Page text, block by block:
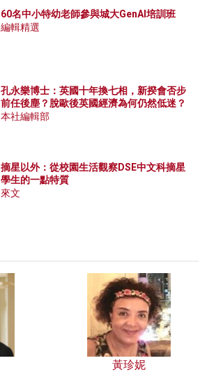
60名中小特幼老師參與城大GenAI培訓班
編輯精選
孔永樂博士：英國十年換七相，新揆會否步
前任後塵？脫歐後英國經濟為何仍然低迷？
本社編輯部
摘星以外：從校園生活觀察DSE中文科摘星
學生的一點特質
來文
黃珍妮